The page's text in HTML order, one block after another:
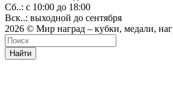
Сб..: с 10:00 до 18:00
Вск..: выходной до сентября
2026 © Мир наград – кубки, медали,
Найти